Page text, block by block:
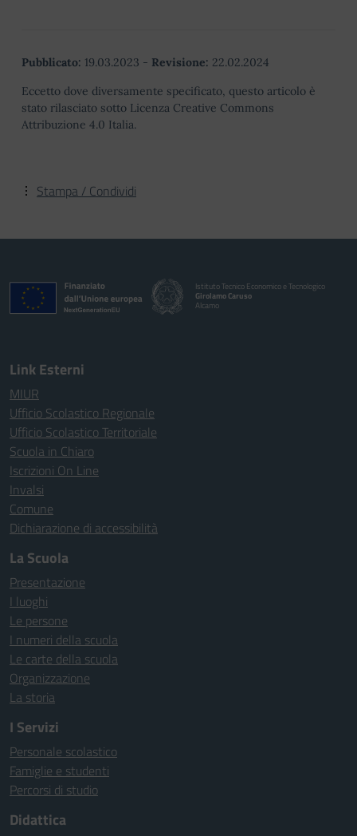
Pubblicato: 19.03.2023 - Revisione: 22.02.2024
Eccetto dove diversamente specificato, questo articolo è
stato rilasciato sotto Licenza Creative Commons
Attribuzione 4.0 Italia.
Stampa / Condividi
Istituto Tecnico Economico e Tecnologico
Girolamo Caruso
Alcamo
Link Esterni
MIUR
Ufficio Scolastico Regionale
Ufficio Scolastico Territoriale
Scuola in Chiaro
Iscrizioni On Line
Invalsi
Comune
Dichiarazione di accessibilità
La Scuola
Presentazione
I luoghi
Le persone
I numeri della scuola
Le carte della scuola
Organizzazione
La storia
I Servizi
Personale scolastico
Famiglie e studenti
Percorsi di studio
Didattica